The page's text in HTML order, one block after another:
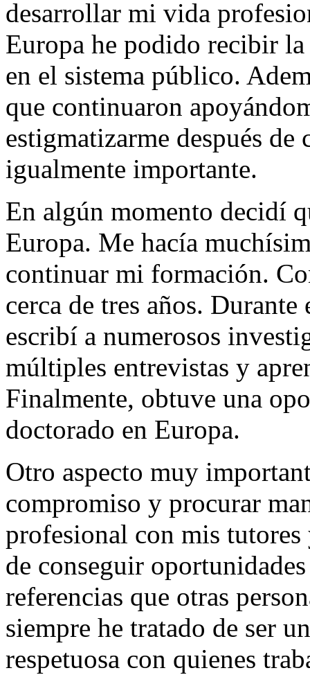
desarrollar mi vida
Europa he podido recibir la
en el sistema público.
que continuaron
estigmatizarme después
igualmente importante.
En algún momento decidí
Europa. Me hacía
continuar mi formación.
cerca de tres años.
escribí a numerosos
múltiples entrevistas y
Finalmente, obtuve una
doctorado en Europa.
Otro aspecto muy
compromiso y procurar
profesional con mis
de conseguir
referencias que otras
siempre he tratado de ser
respetuosa con quienes